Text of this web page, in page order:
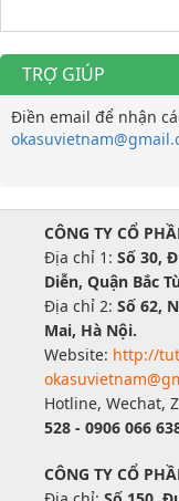
TRỢ GIÚP
Điền email để nhận
CÔNG TY CỔ
Địa chỉ 1: Số 30,
Diễn, Quận Bắc
Địa chỉ 2: Số 62,
Mai, Hà Nội.
Website: http://
Hotline, Wechat,
528 - 0906 066
CÔNG TY CỔ